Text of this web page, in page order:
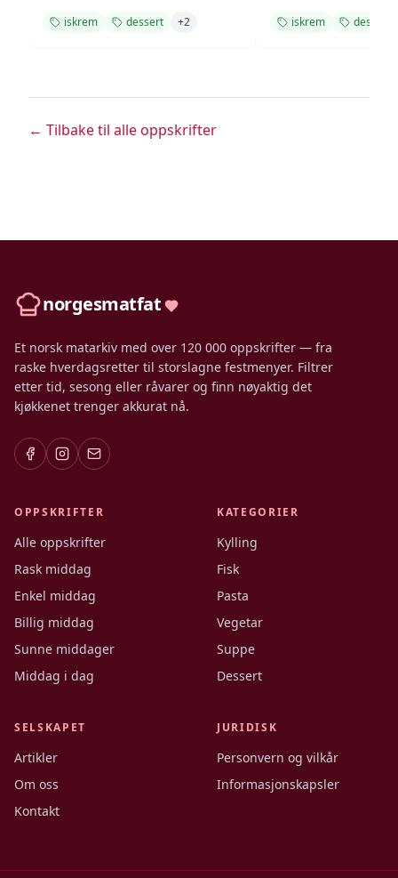
iskrem dessert +2 iskrem dessert
← Tilbake til alle oppskrifter
norgesmatfat
Et norsk matarkiv med over 120 000 oppskrifter — fra
raske hverdagsretter til storslagne festmenyer. Filtrer
etter tid, sesong eller råvarer og finn nøyaktig det
kjøkkenet trenger akkurat nå.
OPPSKRIFTER
Alle oppskrifter
Rask middag
Enkel middag
Billig middag
Sunne middager
Middag i dag
KATEGORIER
Kylling
Fisk
Pasta
Vegetar
Suppe
Dessert
SELSKAPET
Artikler
Om oss
Kontakt
JURIDISK
Personvern og vilkår
Informasjonskapsler